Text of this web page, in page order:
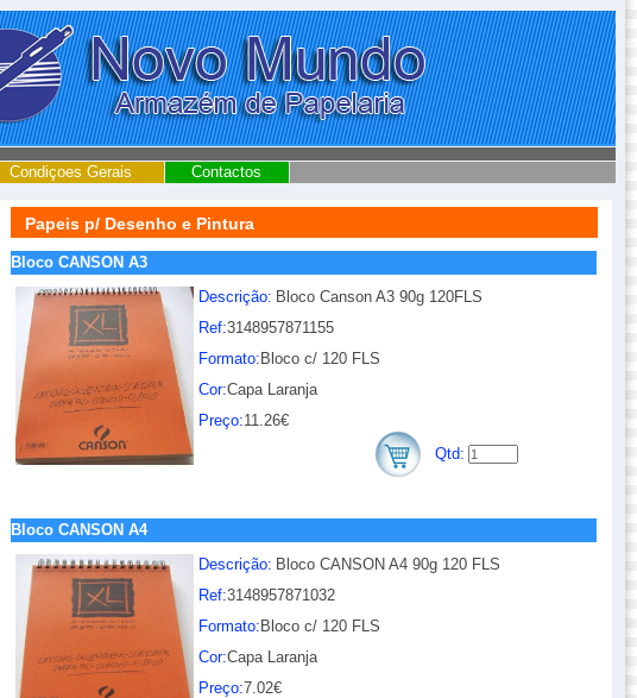
Condiçoes Gerais Contactos
Papeis p/ Desenho e Pintura
Bloco CANSON A3
Descrição: Bloco Canson A3 90g 120FLS
Ref:3148957871155
Formato: Bloco c/ 120 FLS
Cor:Capa Laranja
Preço:11.26€
Qtd:
Bloco CANSON A4
Descrição: Bloco CANSON A4 90g 120 FLS
Ref:3148957871032
Formato: Bloco c/ 120 FLS
Cor:Capa Laranja
Preço:7.02€